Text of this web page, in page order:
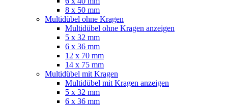
8 x 50 mm
Multidübel ohne Kragen
Multidübel ohne Kragen anzeigen
5 x 32 mm
6 x 36 mm
12 x 70 mm
14 x 75 mm
Multidübel mit Kragen
Multidübel mit Kragen anzeigen
5 x 32 mm
6 x 36 mm